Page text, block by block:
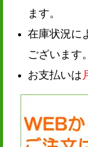
ます。
在庫状況に
ございます。
お支払いは